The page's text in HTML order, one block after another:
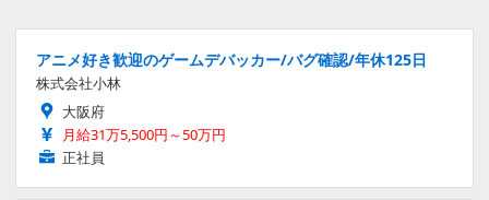
アニメ好き歓迎のゲームデバッカー/バグ確認/年休125日
株式会社小林
大阪府
月給31万5,500円～50万円
正社員